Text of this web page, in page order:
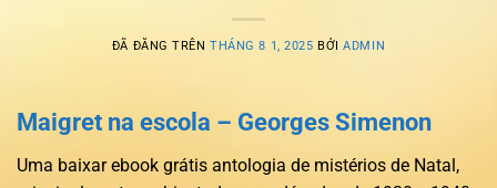
ĐÃ ĐĂNG TRÊNTHÁNG 8 1, 2025 BỞIADMIN
Maigret na escola – Georges Simenon
Uma baixar ebook grátis antologia de mistérios de Natal,